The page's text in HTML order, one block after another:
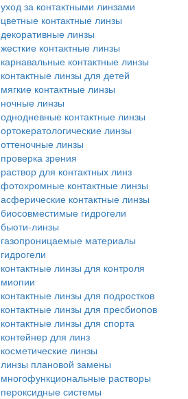
уход за контактными линзами
цветные контактные линзы
декоративные линзы
жесткие контактные линзы
карнавальные контактные линзы
контактные линзы для детей
мягкие контактные линзы
ночные линзы
однодневные контактные линзы
ортокератологические линзы
оттеночные линзы
проверка зрения
раствор для контактных линз
фотохромные контактные линзы
асферические контактные линзы
биосовместимые гидрогели
бьюти-линзы
газопроницаемые материалы
гидрогели
контактные линзы для контроля
миопии
контактные линзы для подростков
контактные линзы для пресбиопов
контактные линзы для спорта
контейнер для линз
косметические линзы
линзы плановой замены
многофункциональные растворы
пероксидные системы